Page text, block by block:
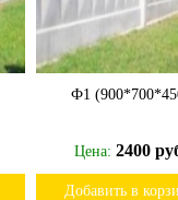
Ф1
Цена: 2400
Добавить в